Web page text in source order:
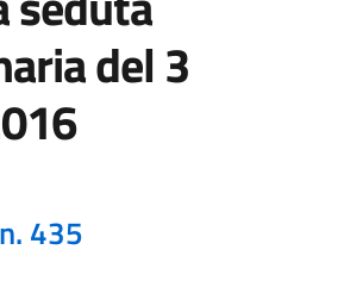
del 3
435